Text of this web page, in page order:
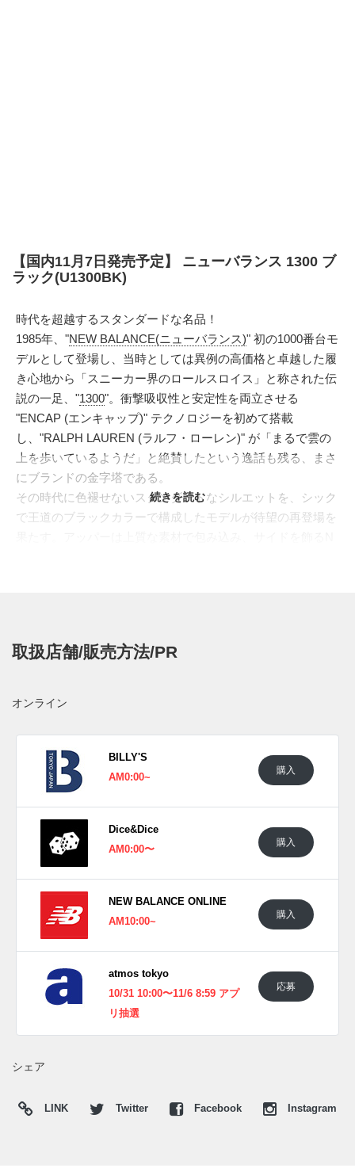
【国内11月7日発売予定】 ニューバランス 1300 ブ
ラック(U1300BK)
時代を超越するスタンダードな名品！
1985年、"NEW BALANCE(ニューバランス)" 初の1000番台モ
デルとして登場し、当時としては異例の高価格と卓越した履
き心地から「スニーカー界のロールスロイス」と称された伝
説の一足、"1300"。衝撃吸収性と安定性を両立させる
"ENCAP (エンキャップ)" テクノロジーを初めて搭載
し、"RALPH LAUREN (ラルフ・ローレン)" が「まるで雲の
上を歩いているようだ」と絶賛したという逸話も残る、まさ
にブランドの金字塔である。
その時代に色褪せないスタンダードなシルエットを、シック
で王道のブラックカラーで構成したモデルが待望の再登場を
日本国内では2025年11月7日にニューバランス取扱店にて発
続きを読む
取扱店舗/販売方法/PR
オンライン
BILLY'S
AM0:00~
購入
Dice&Dice
AM0:00〜
購入
NEW BALANCE ONLINE
AM10:00~
購入
atmos tokyo
10/31 10:00〜11/6 8:59 アプ
リ抽選
応募
シェア
LINK Twitter Facebook Instagram